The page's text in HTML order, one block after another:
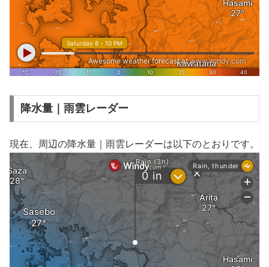
降水量｜雨雲レーダー
現在、周辺の降水量｜雨雲レーダーは以下のとおりです。